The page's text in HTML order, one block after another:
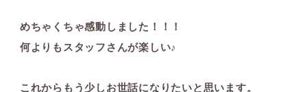
めちゃくちゃ感動しました！！！
何よりもスタッフさんが楽しい♪
これからもう少しお世話になりたいと思います。